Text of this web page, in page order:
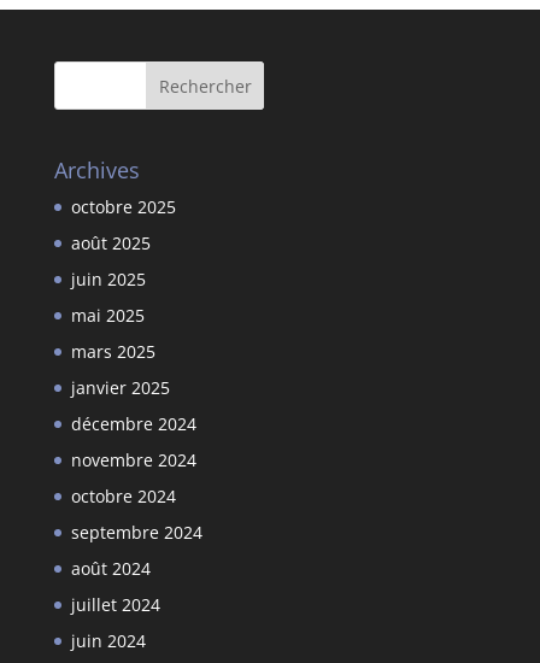
Archives
octobre 2025
août 2025
juin 2025
mai 2025
mars 2025
janvier 2025
décembre 2024
novembre 2024
octobre 2024
septembre 2024
août 2024
juillet 2024
juin 2024